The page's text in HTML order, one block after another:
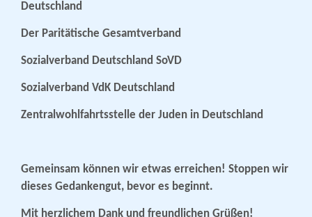
Deutschland
Der Paritätische Gesamtverband
Sozialverband Deutschland SoVD
Sozialverband VdK Deutschland
Zentralwohlfahrtsstelle der Juden in Deutschland
Gemeinsam können wir etwas erreichen! Stoppen wir
dieses Gedankengut, bevor es beginnt.
Mit herzlichem Dank und freundlichen Grüßen!